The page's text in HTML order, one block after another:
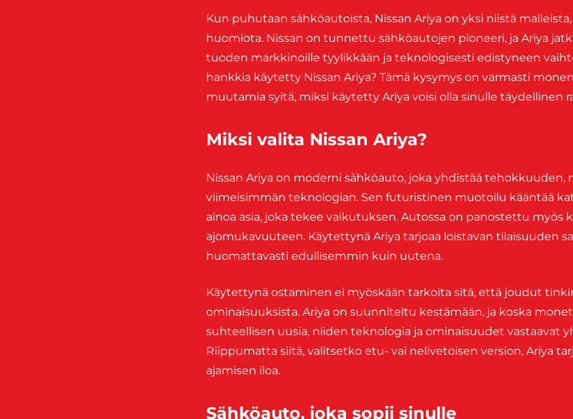
Kun puhutaan sähköautoista, Nissan Ariya on yksi niistä
huomiota. Nissan on tunnettu sähköautojen pioneeri, ja Ariya
tuoden markkinoille tyylikkään ja teknologisesti edistyneen
hankkia käytetty Nissan Ariya? Tämä kysymys on varmasti
muutamia syitä, miksi käytetty Ariya voisi olla sinulle täydellinen
Miksi valita Nissan Ariya?
Nissan Ariya on moderni sähköauto, joka yhdistää tehokkuuden,
viimeisimmän teknologian. Sen futuristinen muotoilu kääntää
ainoa asia, joka tekee vaikutuksen. Autossa on panostettu myös
ajomukavuuteen. Käytettynä Ariya tarjoaa loistavan tilaisuuden
huomattavasti edullisemmin kuin uutena.
Käytettynä ostaminen ei myöskään tarkoita sitä, että joudut
ominaisuuksista. Ariya on suunniteltu kestämään, ja koska
suhteellisen uusia, niiden teknologia ja ominaisuudet vastaavat
Riippumatta siitä, valitsetko etu- vai nelivetoisen version, Ariya
ajamisen iloa.
Sähköauto, joka sopii sinulle